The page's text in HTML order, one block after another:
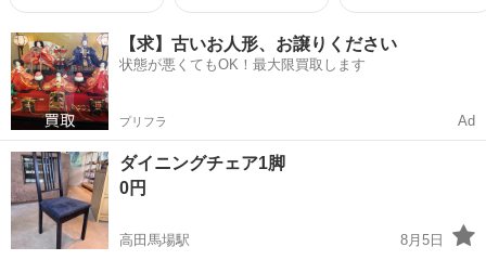
【求】古いお人形、お譲りください
状態が悪くてもOK！最大限買取します
プリフラ Ad
ダイニングチェア1脚
0円
高田馬場駅
8月5日